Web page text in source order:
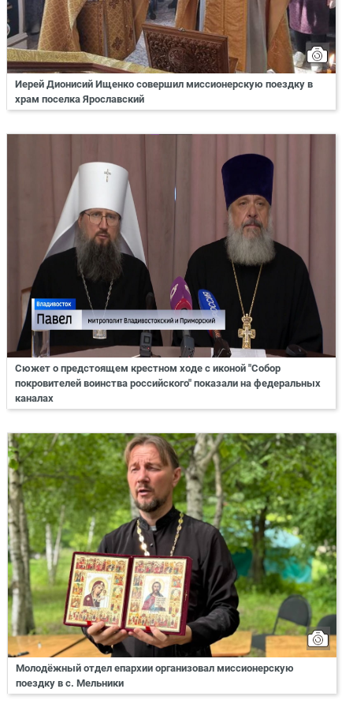
Иерей Дионисий Ищенко совершил миссионерскую поездку в
храм поселка Ярославский
Сюжет о предстоящем крестном ходе с иконой "Собор
покровителей воинства российского" показали на федеральных
каналах
Молодёжный отдел епархии организовал миссионерскую
поездку в с. Мельники